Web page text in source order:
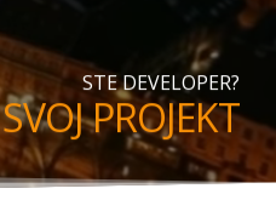
STE DEVELOPER?
PROJEKT